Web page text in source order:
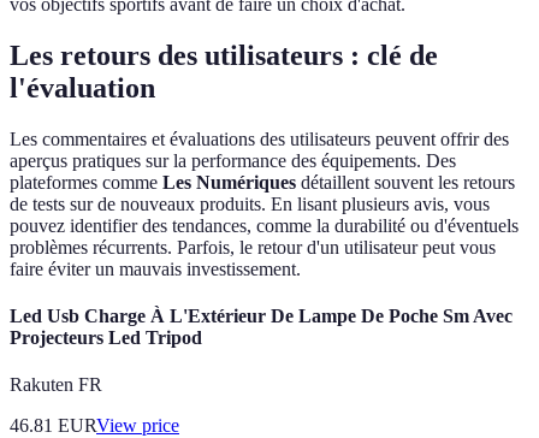
vos objectifs sportifs avant de faire un choix d'achat.
Les retours des utilisateurs : clé de
l'évaluation
Les commentaires et évaluations des utilisateurs peuvent offrir des
aperçus pratiques sur la performance des équipements. Des
plateformes comme Les Numériques détaillent souvent les retours
de tests sur de nouveaux produits. En lisant plusieurs avis, vous
pouvez identifier des tendances, comme la durabilité ou d'éventuels
problèmes récurrents. Parfois, le retour d'un utilisateur peut vous
faire éviter un mauvais investissement.
Led Usb Charge À L'Extérieur De Lampe De Poche Sm Avec
Projecteurs Led Tripod
Rakuten FR
46.81 EURView price